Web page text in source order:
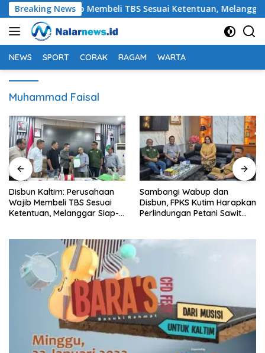
Langsung
ke
konten
Breaking News
Wajib Membeli TBS Sesuai Ketentuan, Melanggar
NEWS SPORT CORAK RAGAM WARTA
Muhammad Faisal
Sambangi Wabup dan
Disbun, FPKS Kutim Harapkan
Perlindungan Petani Sawit
Petani Sawit Kutim Keluhkan
Penurunan Harga TBS dan
Meroketnya Harga Pupuk